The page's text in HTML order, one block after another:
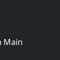
Main